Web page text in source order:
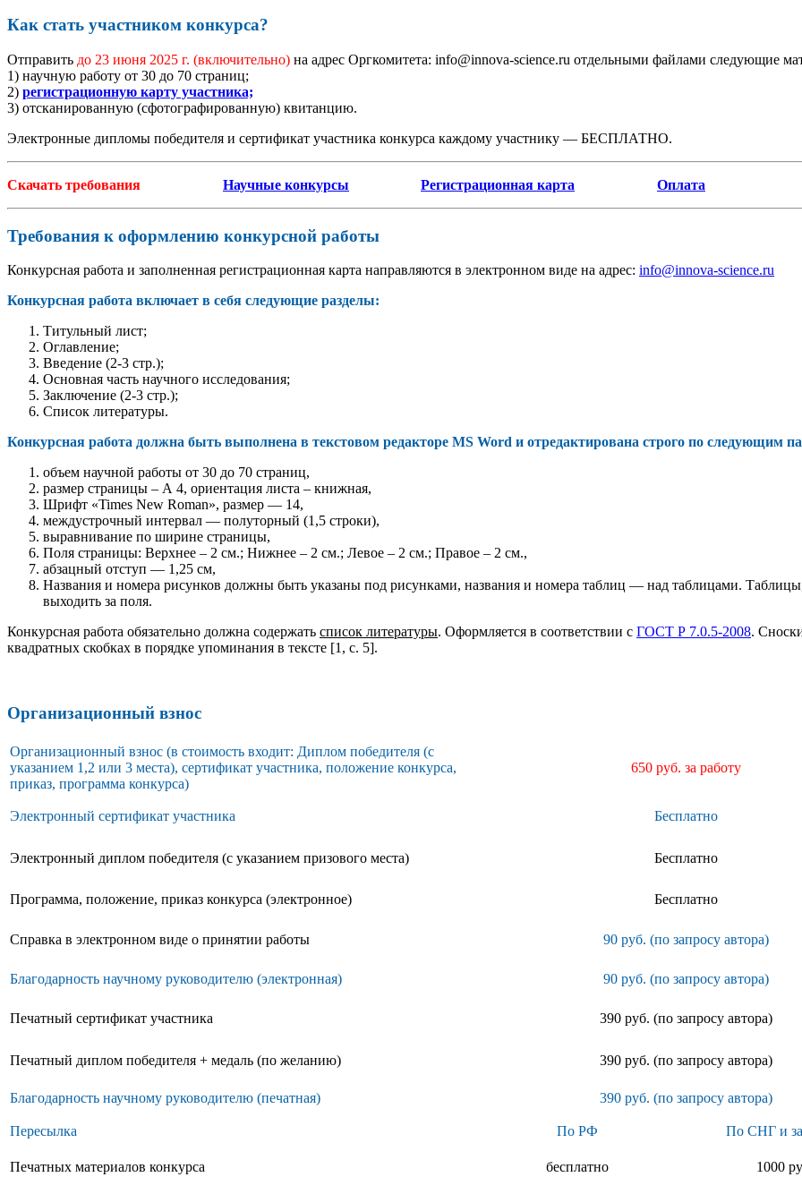
Как стать участником конкурса?
Отправить до 23 июня 2025 г. (включительно) на адрес Оргкомитета: info@innova-science.ru отдельными файлами следующие
1) научную работу от 30 до 70 страниц;
2) регистрационную карту участника;
3) отсканированную (сфотографированную) квитанцию.
Электронные дипломы победителя и сертификат участника конкурса каждому участнику — БЕСПЛАТНО.
Скачать требования Научные конкурсы Регистрационная карта Оплата
Требования к оформлению конкурсной работы
Конкурсная работа и заполненная регистрационная карта направляются в электронном виде на адрес: info@innova-science.ru
Конкурсная работа включает в себя следующие разделы:
Титульный лист;
Оглавление;
Введение (2-3 стр.);
Основная часть научного исследования;
Заключение (2-3 стр.);
Список литературы.
Конкурсная работа должна быть выполнена в текстовом редакторе MS Word и отредактирована строго по следующим
объем научной работы от 30 до 70 страниц,
размер страницы – А 4, ориентация листа – книжная,
Шрифт «Times New Roman», размер — 14,
междустрочный интервал — полуторный (1,5 строки),
выравнивание по ширине страницы,
Поля страницы: Верхнее – 2 см.; Нижнее – 2 см.; Левое – 2 см.; Правое – 2 см.,
абзацный отступ — 1,25 см,
Названия и номера рисунков должны быть указаны под рисунками, названия и номера таблиц — над таблицами.
выходить за поля.
Конкурсная работа обязательно должна содержать список литературы. Оформляется в соответствии с ГОСТ Р 7.0.5-2008.
квадратных скобках в порядке упоминания в тексте [1, с. 5].
Организационный взнос
Организационный взнос (в стоимость входит: Диплом победителя (с
указанием 1,2 или 3 места), сертификат участника, положение конкурса,
приказ, программа конкурса)
650 руб. за работу
Электронный сертификат участника Бесплатно
Электронный диплом победителя (с указанием призового места) Бесплатно
Программа, положение, приказ конкурса (электронное) Бесплатно
Справка в электронном виде о принятии работы 90 руб. (по запросу автора)
Благодарность научному руководителю (электронная) 90 руб. (по запросу автора)
Печатный сертификат участника 390 руб. (по запросу автора)
Печатный диплом победителя + медаль (по желанию) 390 руб. (по запросу автора)
Благодарность научному руководителю (печатная) 390 руб. (по запросу автора)
Пересылка По РФ По СНГ и
Печатных материалов конкурса бесплатно 1000